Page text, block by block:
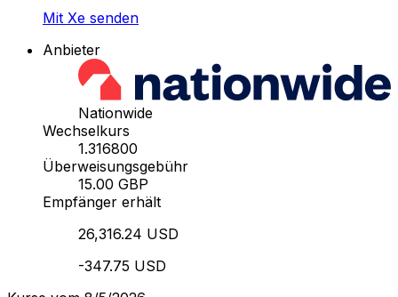
Mit Xe senden
Anbieter
Nationwide
Wechselkurs
1.316800
Überweisungsgebühr
15.00 GBP
Empfänger erhält
26,316.24 USD
-347.75 USD